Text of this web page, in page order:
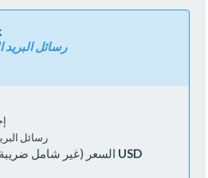
رسائل البريد
رسائل
السعر (غير شامل 27.83 USD